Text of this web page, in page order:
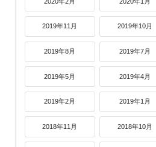
2019年11月 2019年10月
2019年8月 2019年7月
2019年5月 2019年4月
2019年2月 2019年1月
2018年11月 2018年10月